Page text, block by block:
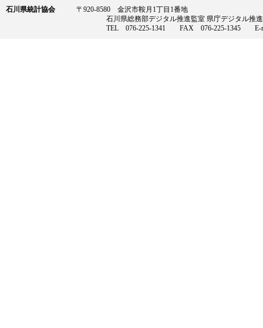
石川県統計協会
〒920-8580 金沢市鞍月1丁目1番地
石川県総務部デジタル推進監室 県庁デジタル推進課統計
TEL 076-225-1341 FAX 076-225-1345 E-